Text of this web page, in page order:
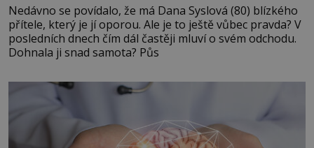
Nedávno se povídalo, že má Dana Syslová (80) blízkého
přítele, který je jí oporou. Ale je to ještě vůbec pravda? V
posledních dnech čím dál častěji mluví o svém odchodu.
Dohnala ji snad samota? Půs